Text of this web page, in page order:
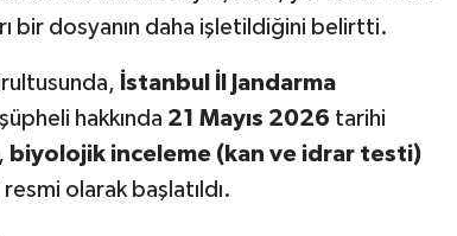
bir dosyanın daha işletildiğini belirtti.
İstanbul İl Jandarma
hakkında 21 Mayıs 2026 tarihi
biyolojik inceleme (kan ve idrar testi)
resmi olarak başlatıldı.